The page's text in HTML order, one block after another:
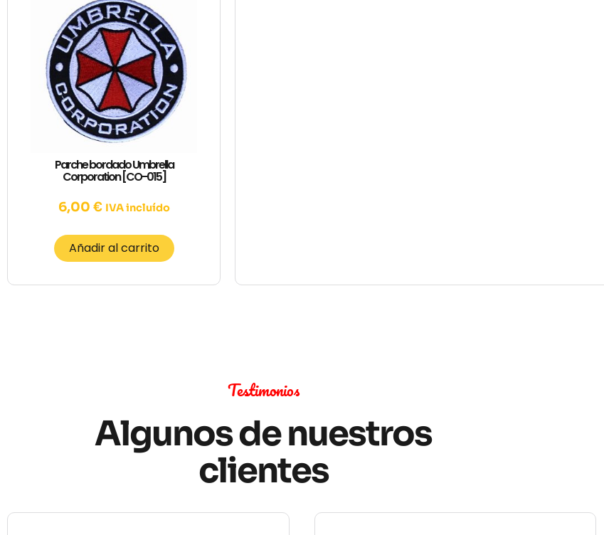
Parche bordado Umbrella
Corporation [CO-015]
6,00 € IVA incluído
Añadir al carrito
Testimonios
Algunos de nuestros
clientes